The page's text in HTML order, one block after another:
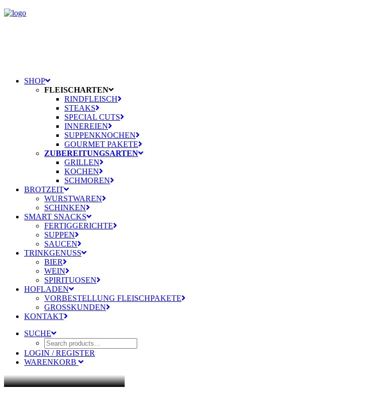
SHOP
FLEISCHARTEN
RINDFLEISCH
STEAKS
SPECIAL CUTS
INNEREIEN
SUPPENKNOCHEN
GOURMET PAKETE
ZUBEREITUNGSARTEN
GRILLEN
KOCHEN
SCHMOREN
BROTZEIT
WURSTWAREN
SCHINKEN
SMART SNACKS
FERTIGGERICHTE
SUPPEN
SAUCEN
TRINKGENUSS
BIER
WEIN
SPIRITUOSEN
HOFLADEN
VORBESTELLUNG FLEISCHPAKETE
GROSSKUNDEN
KONTAKT
SUCHE
LOGIN / REGISTER
WARENKORB